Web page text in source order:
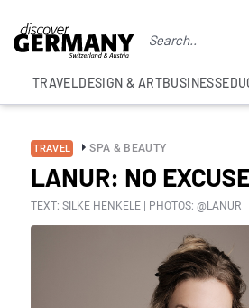
TRAVELDESIGN & ARTBUSINESS
TRAVEL SPA & BEAUTY
LANUR: NO
TEXT: SILKE HENKELE | PHOTOS: @LANUR